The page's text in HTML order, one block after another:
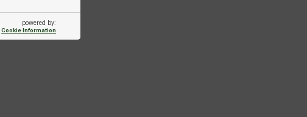
powered by:
Cookie Information